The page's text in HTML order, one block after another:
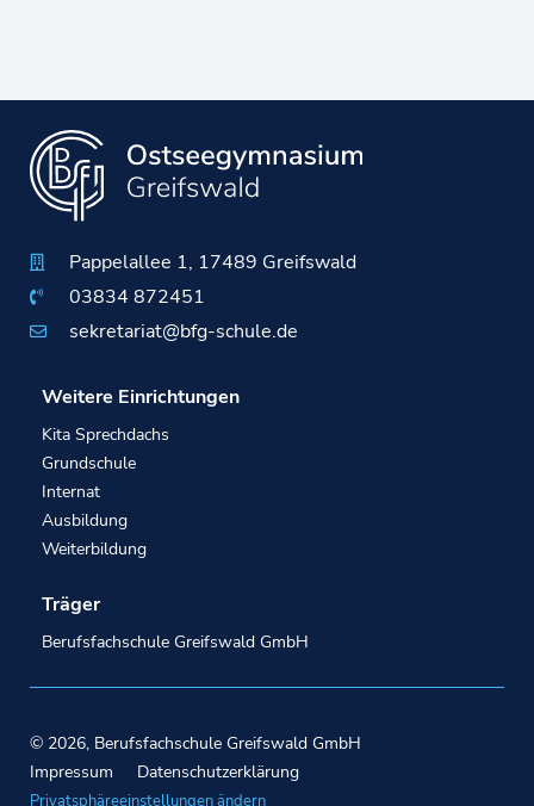
Pappelallee 1, 17489 Greifswald
03834 872451
sekretariat@bfg-schule.de
Weitere Einrichtungen
Kita Sprechdachs
Grundschule
Internat
Ausbildung
Weiterbildung
Träger
Berufsfachschule Greifswald GmbH
© 2026, Berufsfachschule Greifswald GmbH
Impressum
Datenschutzerklärung